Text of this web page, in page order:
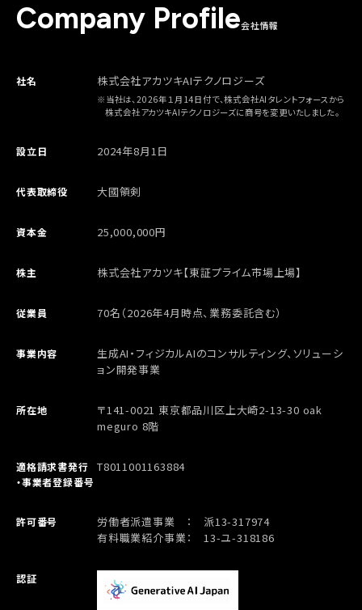
Company Profile会社情報
社名 株式会社アカツキAIテクノロジーズ
※当社は、2026年１月14日付で、株式会社AIタレントフォースから
株式会社アカツキAIテクノロジーズに商号を変更いたしました。
設立日 2024年8月1日
代表取締役 大國領剣
資本金 25,000,000円
株主 株式会社アカツキ【東証プライム市場上場】
従業員 70名（2026年4月時点、業務委託含む）
事業内容
生成AI・フィジカルAIのコンサルティング、ソリューシ
ョン開発事業
所在地
〒141-0021 東京都品川区上大崎2-13-30 oak
meguro 8階
適格請求書発行
・事業者登録番号
T8011001163884
許可番号
労働者派遣事業 ： 派13-317974
有料職業紹介事業： 13-ユ-318186
認証